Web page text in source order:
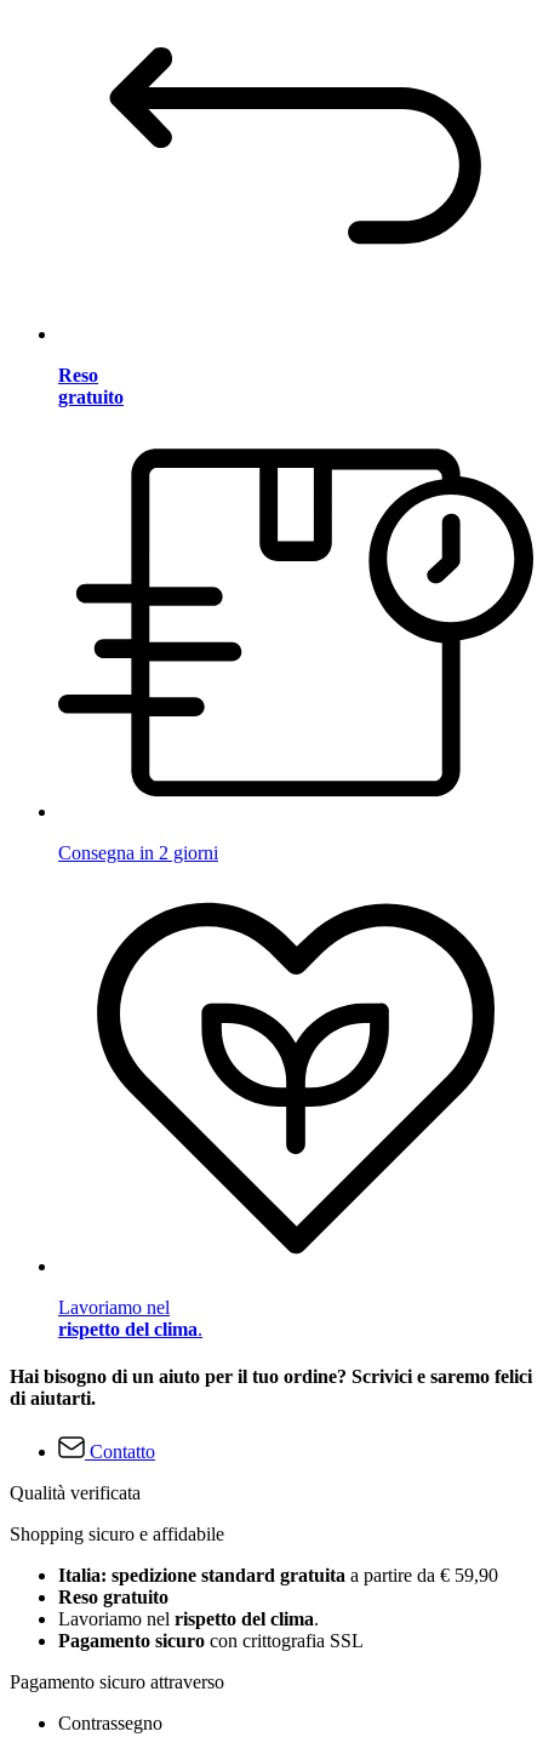
Reso
gratuito
Consegna in 2 giorni
Lavoriamo nel
rispetto del clima.
Hai bisogno di un aiuto per il tuo ordine? Scrivici e saremo felici
di aiutarti.
Contatto
Qualità verificata
Shopping sicuro e affidabile
Italia: spedizione standard gratuita a partire da € 59,90
Reso gratuito
Lavoriamo nel rispetto del clima.
Pagamento sicuro con crittografia SSL
Pagamento sicuro attraverso
Contrassegno